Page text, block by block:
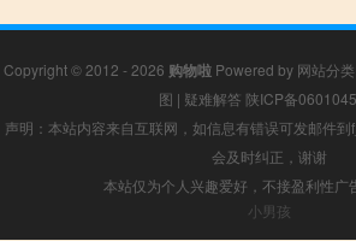
Copyright © 2012 - 2026 购物啦 Powered by 网站分
图 | 疑难解答 陕ICP备
声明：本站内容来自互联网，如信息有错误可发邮件
会及时纠正，谢谢
本站仅为个人兴趣爱好，不接盈利性广
小男孩